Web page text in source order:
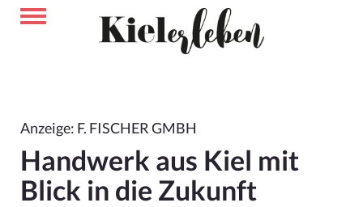
Anzeige: F. FISCHER GMBH
Handwerk aus Kiel mit
Blick in die Zukunft